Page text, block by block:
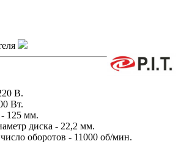
В.
Вт.
125 мм.
диска - 22,2 мм.
оборотов - 11000 об/мин.